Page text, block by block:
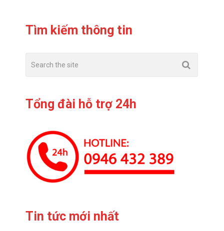
Tìm kiếm thông tin
Tổng đài hỗ trợ 24h
Tin tức mới nhất